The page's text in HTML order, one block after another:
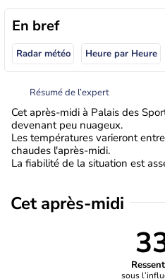
En bref
Radar météo Heure par Heure
Résumé de l’expert
Cet après-midi à Palais des
devenant peu nuageux.
Les températures varieront
chaudes l'après-midi.
La fiabilité de la situation est
Cet après-midi
sous